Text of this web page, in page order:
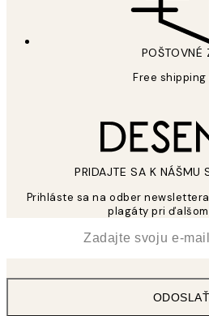
POŠTOVNÉ
Free
PRIDAJTE SA K NÁŠMU
Prihláste sa na odber
plagáty pri
ODOSLAŤ